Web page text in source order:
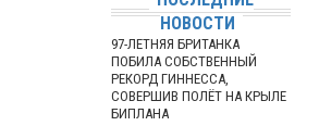
НОВОСТИ
97-ЛЕТНЯЯ БРИТАНКА
ПОБИЛА СОБСТВЕННЫЙ
РЕКОРД ГИННЕССА,
СОВЕРШИВ ПОЛЁТ НА КРЫЛЕ
БИПЛАНА